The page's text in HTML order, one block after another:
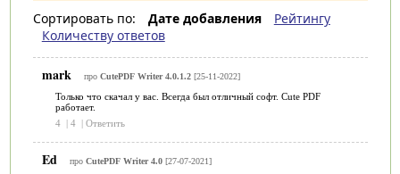
Сортировать по: Дате добавления
Рейтингу
Количеству ответов
mark про CutePDF Writer 4.0.1.2[25-11-2022]
Только что скачал у вас. Всегда был отличный софт. Cute PDF
работает.
4 | 4 | Ответить
Ed про CutePDF Writer 4.0[27-07-2021]